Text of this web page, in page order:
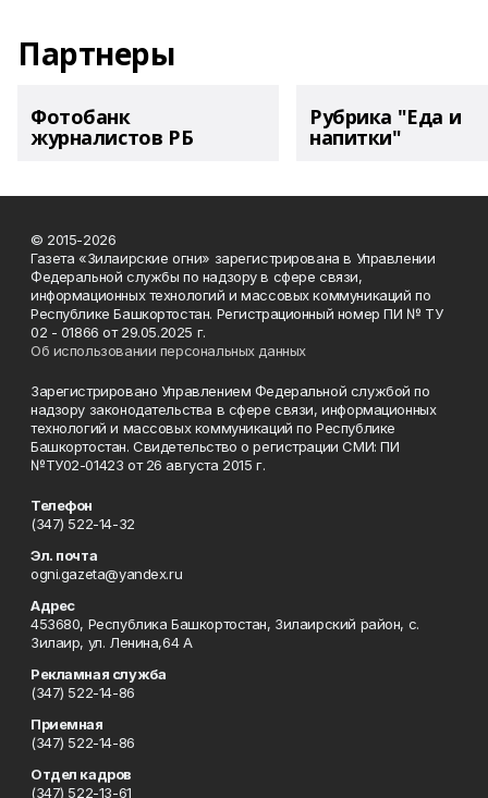
Партнеры
Фотобанк
журналистов РБ
Рубрика "Еда и
напитки"
© 2015-2026
Газета «Зилаирские огни» зарегистрирована в Управлении
Федеральной службы по надзору в сфере связи,
информационных технологий и массовых коммуникаций по
Республике Башкортостан. Регистрационный номер ПИ № ТУ
02 - 01866 от 29.05.2025 г.
Об использовании персональных данных
Зарегистрировано Управлением Федеральной службой по
надзору законодательства в сфере связи, информационных
технологий и массовых коммуникаций по Республике
Башкортостан. Свидетельство о регистрации СМИ: ПИ
№ТУ02-01423 от 26 августа 2015 г.
Телефон
(347) 522-14-32
Эл. почта
ogni.gazeta@yandex.ru
Адрес
453680, Республика Башкортостан, Зилаирский район, с.
Зилаир, ул. Ленина,64 А
Рекламная служба
(347) 522-14-86
Приемная
(347) 522-14-86
Отдел кадров
(347) 522-13-61